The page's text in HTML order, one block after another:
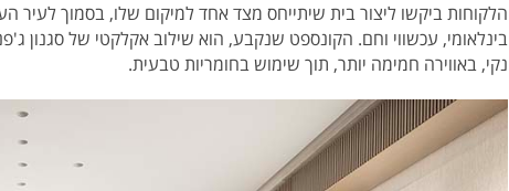
הלקוחות ביקשו ליצור בית שיתייחס מצד אחד למיקום שלו, בסמוך לעיר
בינלאומי, עכשווי וחם. הקונספט שנקבע, הוא שילוב אקלקטי של סגנון
נקי, באווירה חמימה יותר, תוך שימוש בחומריות טבעית.